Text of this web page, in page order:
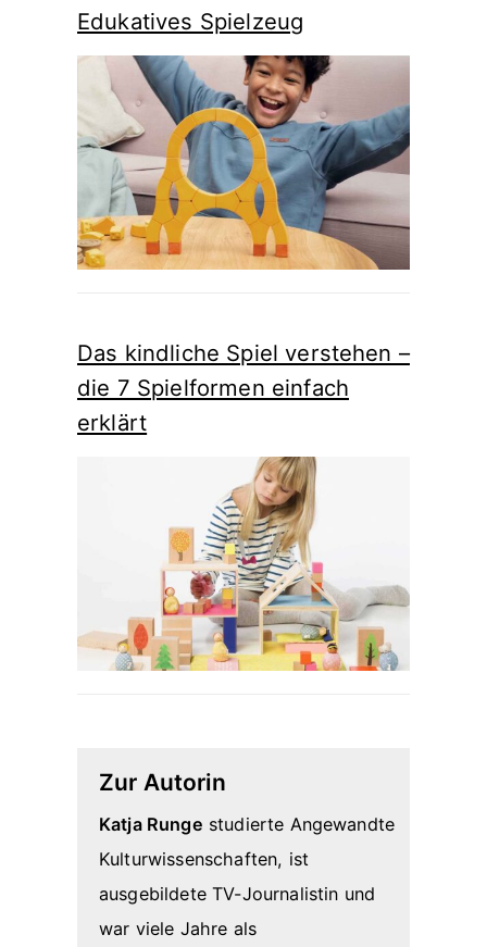
Edukatives Spielzeug
Das kindliche Spiel verstehen –
die 7 Spielformen einfach
erklärt
Zur Autorin
Katja Runge studierte Angewandte
Kulturwissenschaften, ist
ausgebildete TV-Journalistin und
war viele Jahre als